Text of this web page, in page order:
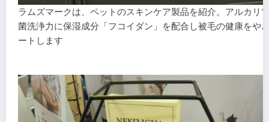
ラムズマークは、ペットのスキンケア製品を紹介。アルカリ
菌洗浄力に保湿成分「フコイダン」を配合し被毛の健康をや
ートします